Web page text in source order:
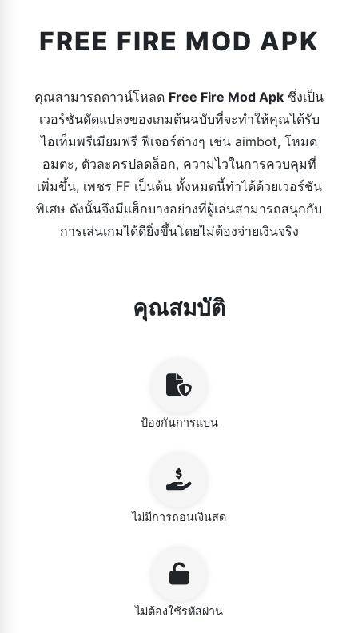
FREE FIRE MOD APK
คุณสามารถดาวน์โหลด Free Fire Mod Apk ซึ่งเป็น
เวอร์ชันดัดแปลงของเกมต้นฉบับที่จะทำให้คุณได้รับ
ไอเท็มพรีเมียมฟรี ฟีเจอร์ต่างๆ เช่น aimbot, โหมด
อมตะ, ตัวละครปลดล็อก, ความไวในการควบคุมที่
เพิ่มขึ้น, เพชร FF เป็นต้น ทั้งหมดนี้ทำได้ด้วยเวอร์ชัน
พิเศษ ดังนั้นจึงมีแฮ็กบางอย่างที่ผู้เล่นสามารถสนุกกับ
การเล่นเกมได้ดียิ่งขึ้นโดยไม่ต้องจ่ายเงินจริง
คุณสมบัติ
ป้องกันการแบน
ไม่มีการถอนเงินสด
ไม่ต้องใช้รหัสผ่าน